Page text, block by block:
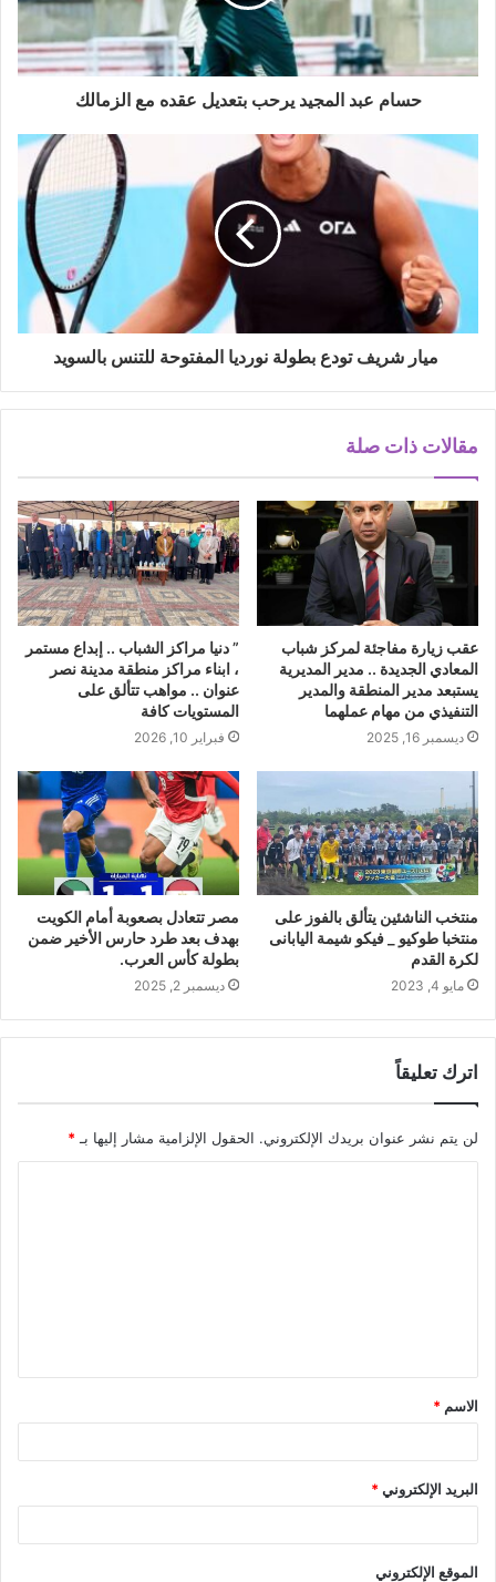
حسام عبد المجيد يرحب بتعديل عقده مع الزمالك
ميار شريف تودع بطولة نورديا المفتوحة للتنس بالسويد
مقالات ذات صلة
عقب زيارة مفاجئة لمركز شباب
المعادي الجديدة .. مدير المديرية
يستبعد مدير المنطقة والمدير
التنفيذي من مهام عملهما
ديسمبر 16, 2025
” دنيا مراكز الشباب .. إبداع مستمر
، ابناء مراكز منطقة مدينة نصر
عنوان .. مواهب تتألق على
المستويات كافة
فبراير 10, 2026
منتخب الناشئين يتألق بالفوز على
منتخبا طوكيو _ فيكو شيمة اليابانى
لكرة القدم
مايو 4, 2023
مصر تتعادل بصعوبة أمام الكويت
بهدف بعد طرد حارس الأخير ضمن
بطولة كأس العرب.
ديسمبر 2, 2025
اترك تعليقاً
لن يتم نشر عنوان بريدك الإلكتروني. الحقول الإلزامية مشار إليها بـ*
ق
*
الاسم *
البريد الإلكتروني*
الموقع الإلكتروني